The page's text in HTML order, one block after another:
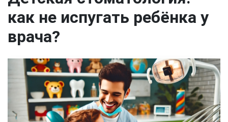
как не испугать ребёнка у
врача?